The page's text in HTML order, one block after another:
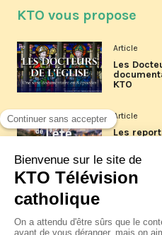
KTO vous propose
Article
Les
KTO
Article
Les
Article
La visite
jeudi 6